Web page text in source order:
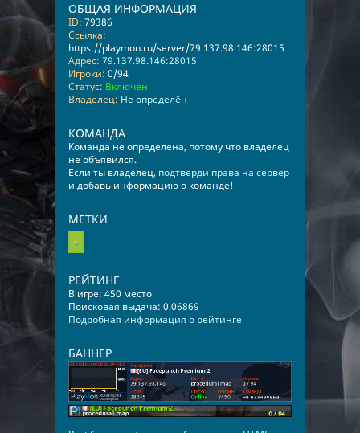
ОБЩАЯ ИНФОРМАЦИЯ
ID: 79386
Ссылка:
https://playmon.ru/server/79.137.98.146:28015
Адрес: 79.137.98.146:28015
Игроки: 0/94
Статус: Включен
Владелец: Не определён
КОМАНДА
Команда не определена, потому что владелец
не объявился.
Если ты владелец, подтверди права на сервер
и добавь информацию о команде!
МЕТКИ
+
РЕЙТИНГ
В игре: 450 место
Поисковая выдача: 0.06869
Подробная информация о рейтинге
БАННЕР